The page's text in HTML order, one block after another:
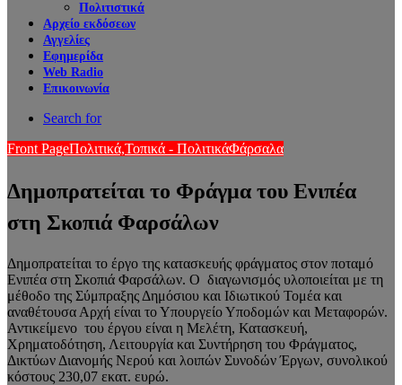
Πολιτιστικά
Αρχείο εκδόσεων
Αγγελίες
Εφημερίδα
Web Radio
Επικοινωνία
Search for
Front PageΠολιτικά,Τοπικά - ΠολιτικάΦάρσαλα
Δημοπρατείται το Φράγμα του Ενιπέα
στη Σκοπιά Φαρσάλων
Δημοπρατείται το έργο της κατασκευής φράγματος στoν ποταμό
Ενιπέα στη Σκοπιά Φαρσάλων. Ο διαγωνισμός υλοποιείται με τη
μέθοδο της Σύμπραξης Δημόσιου και Ιδιωτικού Τομέα και
αναθέτουσα Αρχή είναι το Υπουργείο Υποδομών και Μεταφορών.
Αντικείμενο του έργου είναι η Μελέτη, Κατασκευή,
Χρηματοδότηση, Λειτουργία και Συντήρηση του Φράγματος,
Δικτύων Διανομής Νερού και λοιπών Συνοδών Έργων, συνολικού
κόστους 230,07 εκατ. ευρώ.